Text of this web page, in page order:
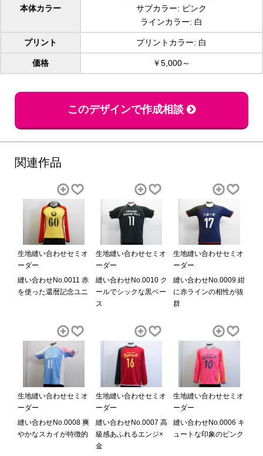
本体カラー
サブカラー: ピンク
ラインカラー: 白
プリント プリントカラー: 白
価格 ￥5,000～
このデザインで作成相談
関連作品
生地縫い合わせセミオ
ーダー
縫い合わせNo.0011 赤
を使った還暦記念ユニ
生地縫い合わせセミオ
ーダー
縫い合わせNo.0010 ク
ールでシックな黒ベー
ス
生地縫い合わせセミオ
ーダー
縫い合わせNo.0009 紺
に赤ラインの相性が抜
群
生地縫い合わせセミオ
ーダー
縫い合わせNo.0008 爽
やかなスカイが特徴的
生地縫い合わせセミオ
ーダー
縫い合わせNo.0007 高
級感あふれるエンジ×
金
生地縫い合わせセミオ
ーダー
縫い合わせNo.0006 キ
ュートな印象のピンク